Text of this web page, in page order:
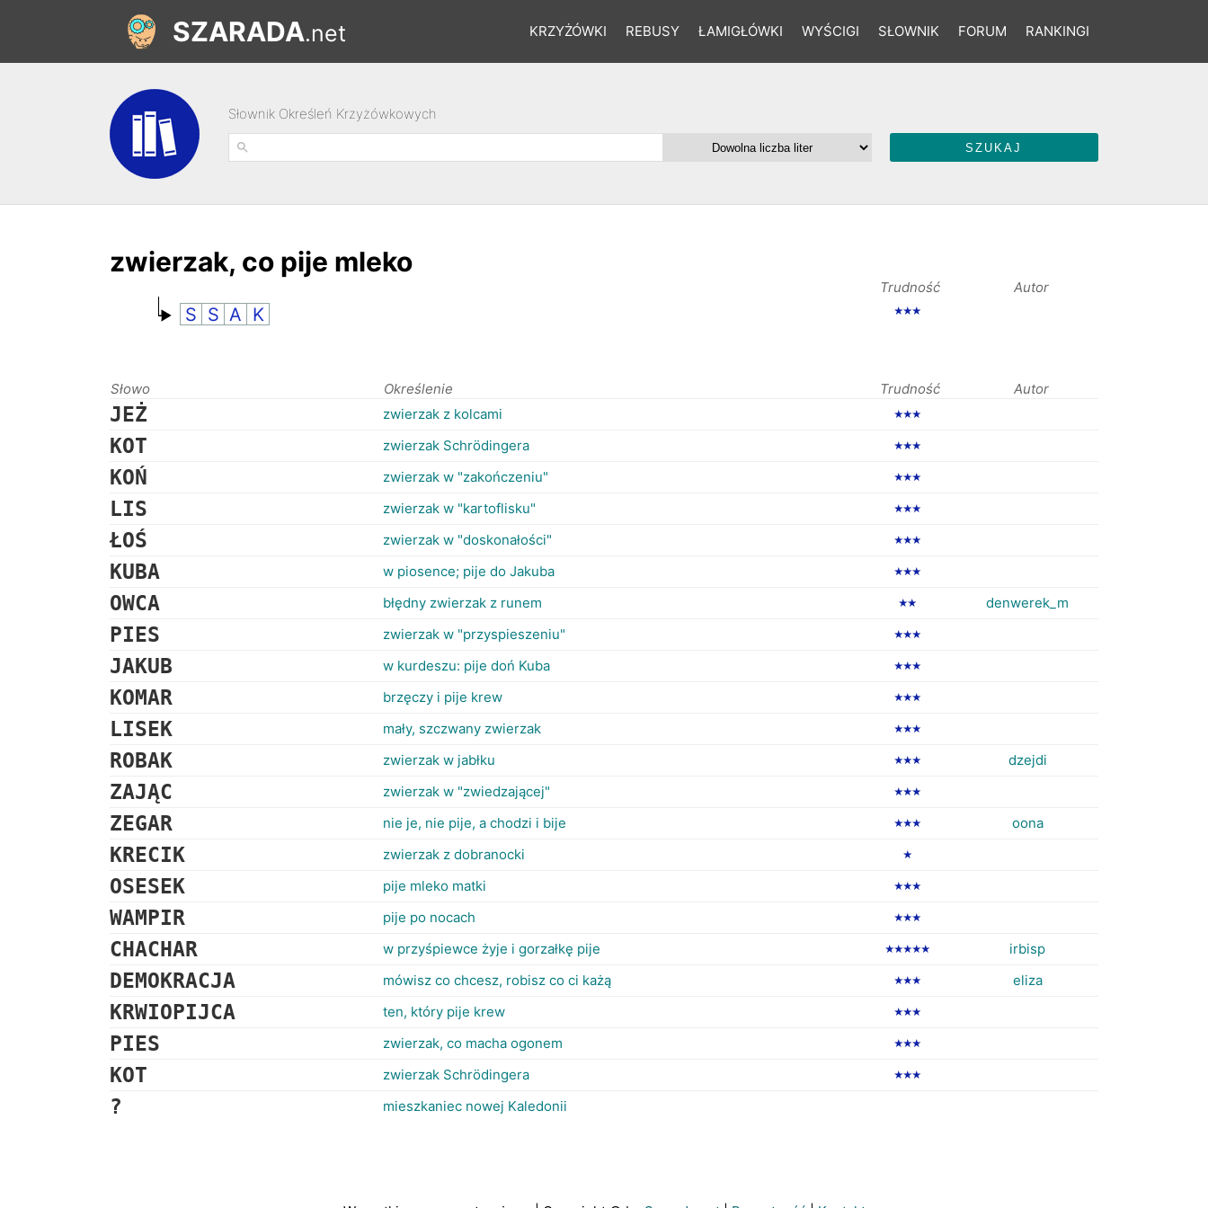
KRZYŻÓWKI REBUSY ŁAMIGŁÓWKI WYŚCIGI SŁOWNIK FORUM RANKINGI
SZARADA.net
Słownik Określeń Krzyżówkowych
zwierzak, co pije mleko
Trudność Autor
S S A K ★★★
Słowo Określenie Trudność Autor
JEŻ zwierzak z kolcami ★★★
KOT zwierzak Schrödingera ★★★
KOŃ zwierzak w "zakończeniu" ★★★
LIS zwierzak w "kartoflisku" ★★★
ŁOŚ zwierzak w "doskonałości" ★★★
KUBA w piosence; pije do Jakuba ★★★
OWCA błędny zwierzak z runem ★★ denwerek_m
PIES zwierzak w "przyspieszeniu" ★★★
JAKUB w kurdeszu: pije doń Kuba ★★★
KOMAR brzęczy i pije krew ★★★
LISEK mały, szczwany zwierzak ★★★
ROBAK zwierzak w jabłku ★★★ dzejdi
ZAJĄC zwierzak w "zwiedzającej" ★★★
ZEGAR nie je, nie pije, a chodzi i bije ★★★ oona
KRECIK zwierzak z dobranocki ★
OSESEK pije mleko matki ★★★
WAMPIR pije po nocach ★★★
CHACHAR w przyśpiewce żyje i gorzałkę pije ★★★★★ irbisp
DEMOKRACJA mówisz co chcesz, robisz co ci każą ★★★ eliza
KRWIOPIJCA ten, który pije krew ★★★
PIES zwierzak, co macha ogonem ★★★
KOT zwierzak Schrödingera ★★★
? mieszkaniec nowej Kaledonii